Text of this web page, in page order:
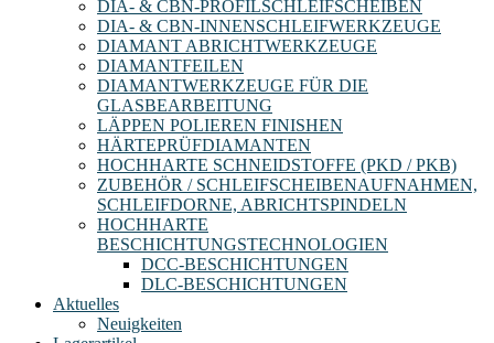
DIA- & CBN-PROFILSCHLEIFSCHEIBEN
DIA- & CBN-INNENSCHLEIFWERKZEUGE
DIAMANT ABRICHTWERKZEUGE
DIAMANTFEILEN
DIAMANTWERKZEUGE FÜR DIE
GLASBEARBEITUNG
LÄPPEN POLIEREN FINISHEN
HÄRTEPRÜFDIAMANTEN
HOCHHARTE SCHNEIDSTOFFE (PKD / PKB)
ZUBEHÖR / SCHLEIFSCHEIBENAUFNAHMEN,
SCHLEIFDORNE, ABRICHTSPINDELN
HOCHHARTE
BESCHICHTUNGSTECHNOLOGIEN
DCC-BESCHICHTUNGEN
DLC-BESCHICHTUNGEN
Aktuelles
Neuigkeiten